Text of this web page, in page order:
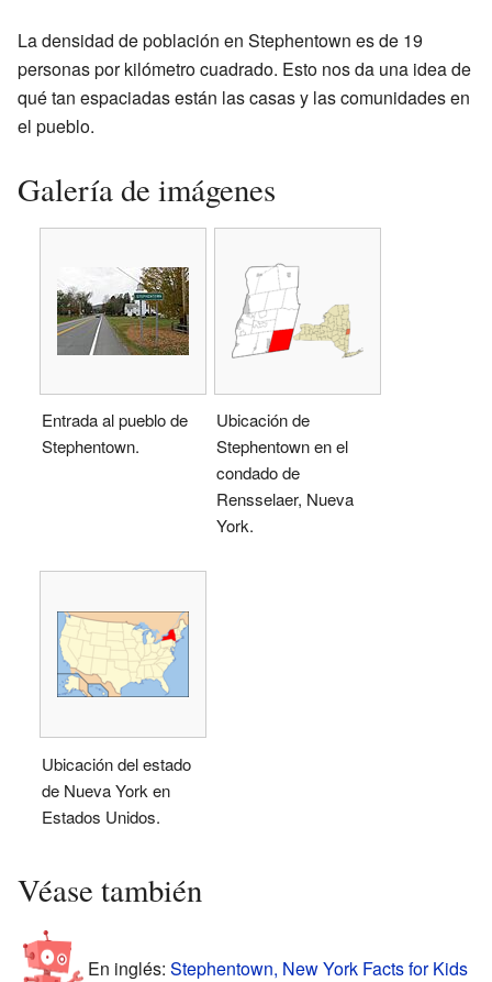
La densidad de población en Stephentown es de 19
personas por kilómetro cuadrado. Esto nos da una idea de
qué tan espaciadas están las casas y las comunidades en
el pueblo.
Galería de imágenes
Entrada al pueblo de
Stephentown.
Ubicación de
Stephentown en el
condado de
Rensselaer, Nueva
York.
Ubicación del estado
de Nueva York en
Estados Unidos.
Véase también
En inglés: Stephentown, New York Facts for Kids